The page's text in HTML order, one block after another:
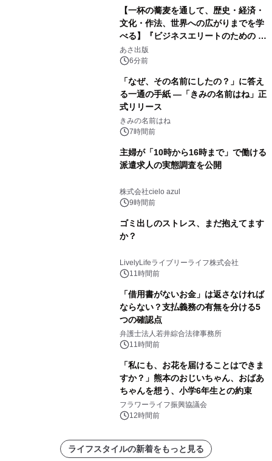
【一杯の蕎麦を通して、歴史・経済・
文化・作法、世界への広がりまでを学
べる】『ビジネスエリートのための 教
養としての蕎麦』2026年8月25日
（火）発売
あさ出版
6分前
「なぜ、その名前にしたの？」に答え
る一通の手紙 ―「きみの名前はね」正
式リリース
きみの名前はね
7時間前
主婦が「10時から16時まで」で働ける
派遣求人の実態調査を公開
株式会社cielo azul
9時間前
ゴミ出しのストレス、まだ抱えてます
か？
LivelyLifeライブリーライフ株式会社
11時間前
「借用書がないお金」は返さなければ
ならない？支払義務の有無を分ける5
つの確認点
弁護士法人若井綜合法律事務所
11時間前
「私にも、お花を届けることはできま
すか？」熊本のおじいちゃん、おばあ
ちゃんを想う、小学6年生との約束
フラワーライフ振興協議会
12時間前
ライフスタイルの新着をもっと見る